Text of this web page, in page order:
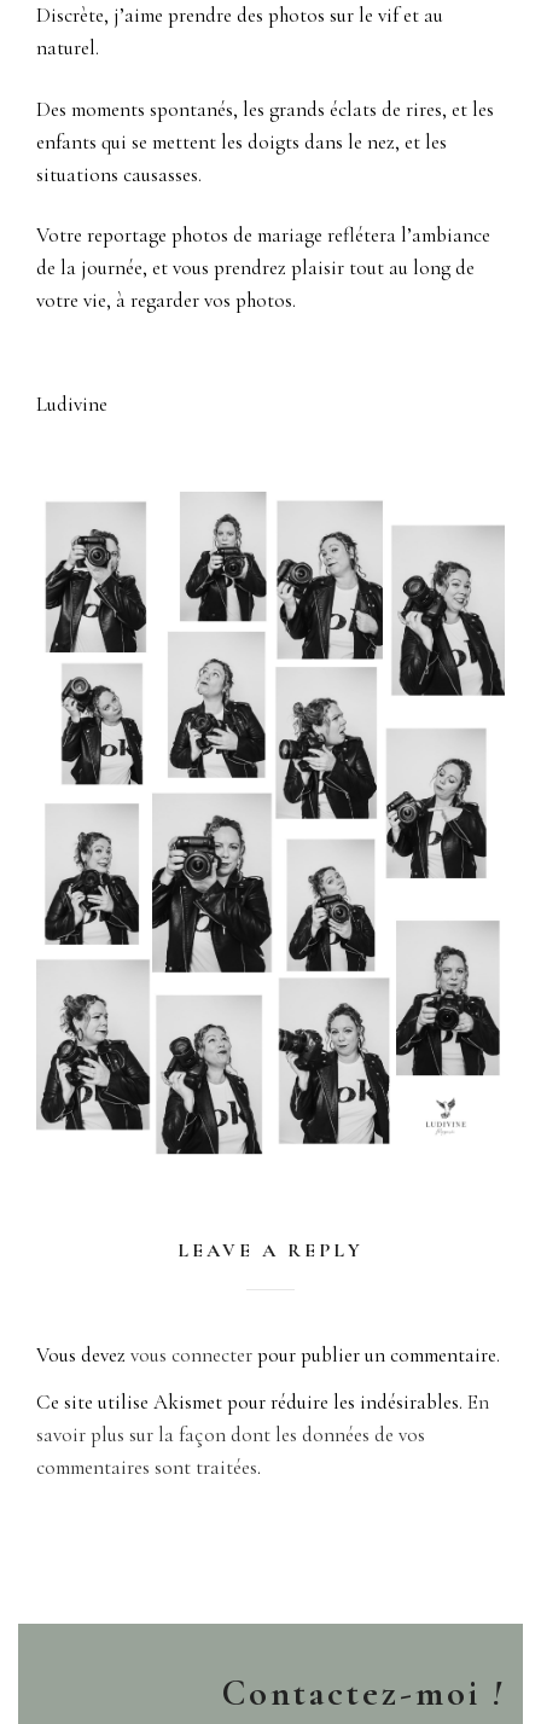
Discrète, j’aime prendre des photos sur le vif et au
naturel.
Des moments spontanés, les grands éclats de rires, et les
enfants qui se mettent les doigts dans le nez, et les
situations causasses.
Votre reportage photos de mariage reflétera l’ambiance
de la journée, et vous prendrez plaisir tout au long de
votre vie, à regarder vos photos.
Ludivine
LEAVE A REPLY
Vous devez vous connecterpour publier un commentaire.
Ce site utilise Akismet pour réduire les indésirables. En
savoir plus sur la façon dont les données de vos
commentaires sont traitées.
Contactez-moi !